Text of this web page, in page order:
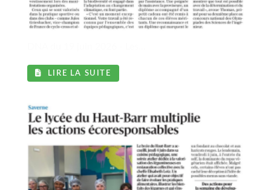
LIRE LA SUITE